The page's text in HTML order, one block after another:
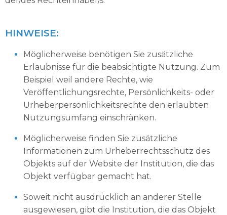
HINWEISE:
Möglicherweise benötigen Sie zusätzliche
Erlaubnisse für die beabsichtigte Nutzung. Zum
Beispiel weil andere Rechte, wie
Veröffentlichungsrechte, Persönlichkeits- oder
Urheberpersönlichkeitsrechte den erlaubten
Nutzungsumfang einschränken.
Möglicherweise finden Sie zusätzliche
Informationen zum Urheberrechtsschutz des
Objekts auf der Website der Institution, die das
Objekt verfügbar gemacht hat.
Soweit nicht ausdrücklich an anderer Stelle
ausgewiesen, gibt die Institution, die das Objekt